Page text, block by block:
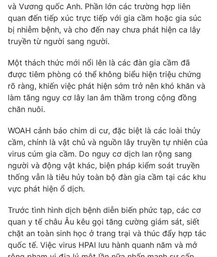
Phó Tổng Biên tập:Nguyễn Thị Mỹ Hạnh, Phạm Quốc Thắng,
Nguyễn Trọng Ninh
Tổng đài VTV:024.38 355 931 - 024.38 355 932
Ðiện thoại Thời báo VTV: 024.66 897 897
Email:toasoan@vtv.vn
Liên hệ quảng cáo: 024-7300.7108
® Cấm sao chép dưới mọi hình thức nếu không có sự chấp
thuận bằng văn bản. Ghi rõ nguồn VTV.vn khi phát hành lại
thông tin từ website này.
và Vương quốc Anh. Phần lớn các trường hợp liên
quan đến tiếp xúc trực tiếp với gia cầm hoặc gia súc
bị nhiễm bệnh, và cho đến nay chưa phát hiện ca lây
truyền từ người sang người.
Một thách thức mới nổi lên là các đàn gia cầm đã
được tiêm phòng có thể không biểu hiện triệu chứng
rõ ràng, khiến việc phát hiện sớm trở nên khó khăn và
làm tăng nguy cơ lây lan âm thầm trong cộng đồng
chăn nuôi.
WOAH cảnh báo chim di cư, đặc biệt là các loài thủy
cầm, chính là vật chủ và nguồn lây truyền tự nhiên của
virus cúm gia cầm. Do nguy cơ dịch lan rộng sang
người và động vật khác, biện pháp kiểm soát truyền
thống vẫn là tiêu hủy toàn bộ đàn gia cầm tại các khu
vực phát hiện ổ dịch.
Trước tình hình dịch bệnh diễn biến phức tạp, các cơ
quan y tế châu Âu kêu gọi tăng cường giám sát, siết
chặt an toàn sinh học ở trang trại và thúc đẩy hợp tác
quốc tế. Việc virus HPAI lưu hành quanh năm và mở